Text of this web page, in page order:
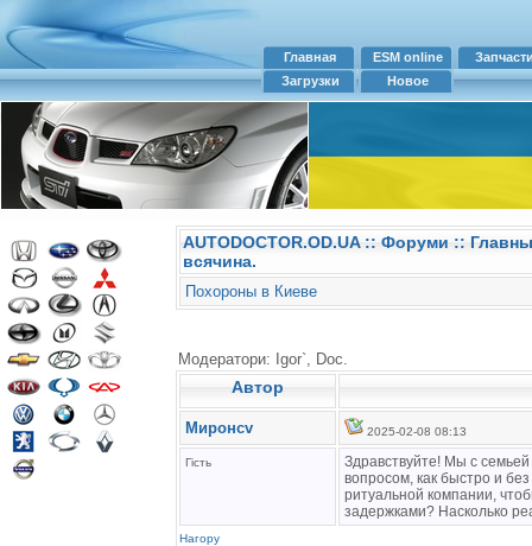
Главная ESM online
Загрузки
Новое
AUTODOCTOR.OD.UA:: Форуми ::
всячина.
Похороны в Киеве
Модератори: Igor`, Doc.
Автор
Миронcv 2025-02-08 08:13
Гість
Здравствуйте! Мы с
вопросом, как быстро и
ритуальной компании,
задержками? Насколько
Нагору